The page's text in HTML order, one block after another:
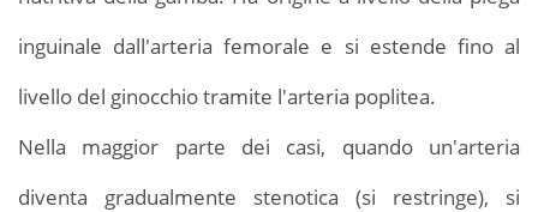
Tunisia
convalescenza
prezzo
inguinale dall'arteria femorale e si estende fino al
livello del ginocchio tramite l'arteria poplitea.
Nella maggior parte dei casi, quando un'arteria
diventa gradualmente stenotica (si restringe), si